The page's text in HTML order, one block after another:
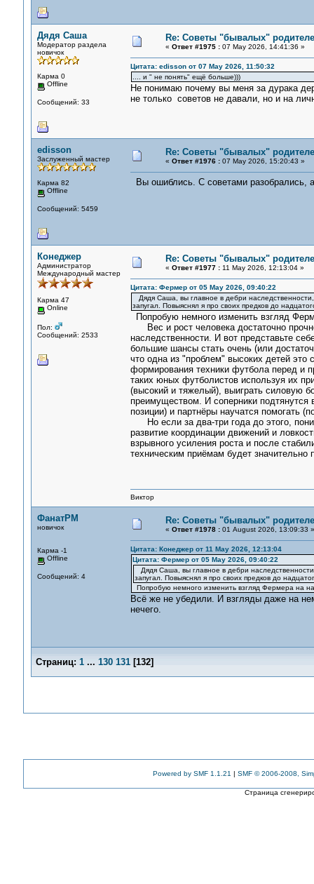
Дядя Саша
Модератор раздела
новичок
Карма 0
Offline
Сообщений: 33
Re: Советы "бывалых"
« Ответ #1975 :07 May 2026, 14:41:36 »
Цитата: edisson от 07 May 2026, 11:50:32
.... и " не понять" ещё больше)))
Не понимаю почему вы меня за дурака
не только советов не давали, но и на
edisson
Заслуженный мастер
Карма 82
Offline
Сообщений: 5459
Re: Советы "бывалых"
« Ответ #1976 :07 May 2026, 15:20:43 »
Вы ошиблись. С советами разобрались,
Конеджер
Администратор
Международный мастер
Карма 47
Online
Пол:
Сообщений: 2533
Re: Советы "бывалых"
« Ответ #1977 :11 May 2026, 12:13:04 »
Цитата: Фермер от 05 May 2026, 09:40:22
Дядя Саша, вы главное в дебри
запугал. Повыяснял я про своих предков до
Попробую немного изменить взгляд
Вес и рост человека достаточно
наследственности. И вот представьте
большие шансы стать очень (или
что одна из "проблем" высоких детей
формирования техники футбола перед и
таких юных футболистов используя их
(высокий и тяжелый), выиграть силовую
преимуществом. И соперники подтянутся
позиции) и партнёры научатся помогать
Но если за два-три года до этого,
развитие координации движений и
взрывного усиления роста и после
техническим приёмам будет
Виктор
ФанатРМ
новичок
Карма -1
Offline
Сообщений: 4
Re: Советы "бывалых"
« Ответ #1978 :01 August 2026, 13:09:33 »
Цитата: Конеджер от 11 May 2026, 12:13:04
Цитата: Фермер от 05 May 2026, 09:40:22
Дядя Саша, вы главное в дебри
запугал. Повыяснял я про своих предков до
Попробую немного изменить взгляд Фермера на
Всё же не убедили. И взгляды даже на
нечего.
Страниц: 1 ... 130 131[132]
Powered by SMF 1.1.21 | SMF © 2006-2008,
Страница